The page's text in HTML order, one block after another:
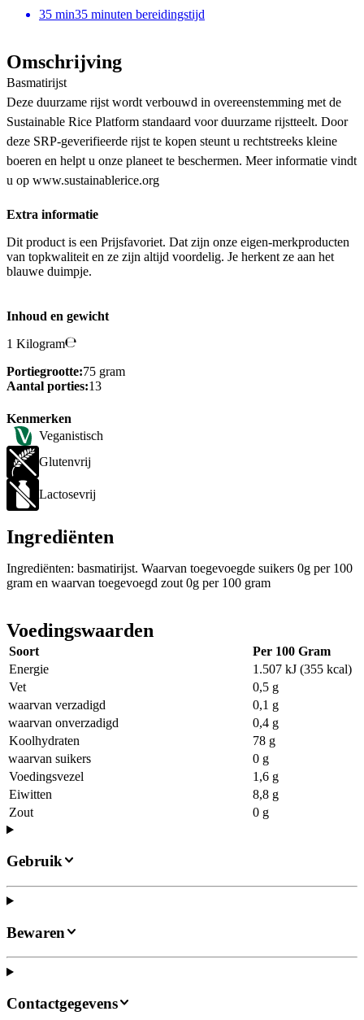
35 min35 minuten bereidingstijd
Omschrijving
Basmatirijst
Deze duurzame rijst wordt verbouwd in overeenstemming met de
Sustainable Rice Platform standaard voor duurzame rijstteelt. Door
deze SRP-geverifieerde rijst te kopen steunt u rechtstreeks kleine
boeren en helpt u onze planeet te beschermen. Meer informatie vindt
u op www.sustainablerice.org
Extra informatie
Dit product is een Prijsfavoriet. Dat zijn onze eigen-merkproducten
van topkwaliteit en ze zijn altijd voordelig. Je herkent ze aan het
blauwe duimpje.
Inhoud en gewicht
1 Kilogram
Portiegrootte:75 gram
Aantal porties:13
Kenmerken
Veganistisch
Glutenvrij
Lactosevrij
Ingrediënten
Ingrediënten: basmatirijst. Waarvan toegevoegde suikers 0g per 100
gram en waarvan toegevoegd zout 0g per 100 gram
Voedingswaarden
Soort
Per 100 Gram
Energie
1.507 kJ (355 kcal)
Vet
0,5 g
waarvan verzadigd
0,1 g
waarvan onverzadigd
0,4 g
Koolhydraten
78 g
waarvan suikers
0 g
Voedingsvezel
1,6 g
Eiwitten
8,8 g
Zout
0 g
Gebruik
Bewaren
Contactgegevens